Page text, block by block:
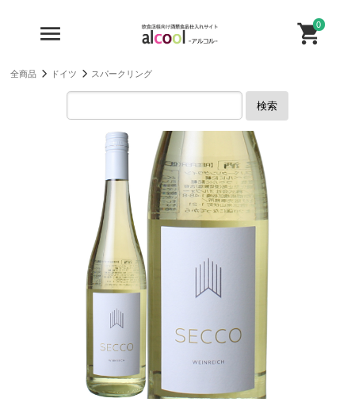
0
全商品 ドイツ スパークリング
検索